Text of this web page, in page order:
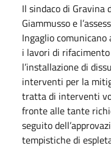
Il sindaco di Gravina
Giammusso e
Ingaglio
i lavori di
l’installazione di
interventi per la
tratta di interventi
fronte alle tante
seguito
tempistiche di